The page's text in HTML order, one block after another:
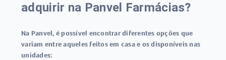
adquirir na Panvel Farmácias?
Na Panvel, é possível encontrar diferentes opções que
variam entre aqueles feitos em casa e os disponíveis nas
unidades: